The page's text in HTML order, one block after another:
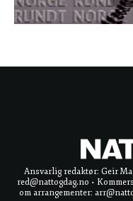
Ansvarlig redaktør: Geir
red@nattogdag.no •
om arrangementer: